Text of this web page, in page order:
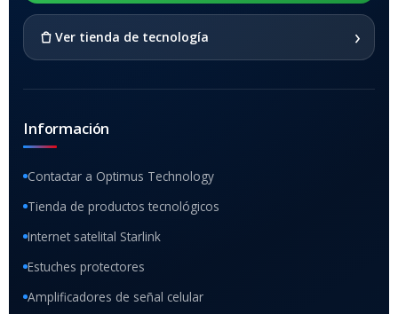
Ver tienda de tecnología ›
Información
Contactar a Optimus Technology
Tienda de productos tecnológicos
Internet satelital Starlink
Estuches protectores
Amplificadores de señal celular